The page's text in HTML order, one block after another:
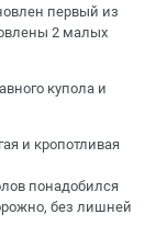
первый из
2 малых
купола и
и кропотливая
понадобился
без лишней